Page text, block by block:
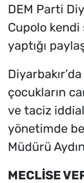
DEM Parti
Cupolo kendi
yaptığı
çocukların
ve taciz
yönetimde
Müdürü
MECLİSE